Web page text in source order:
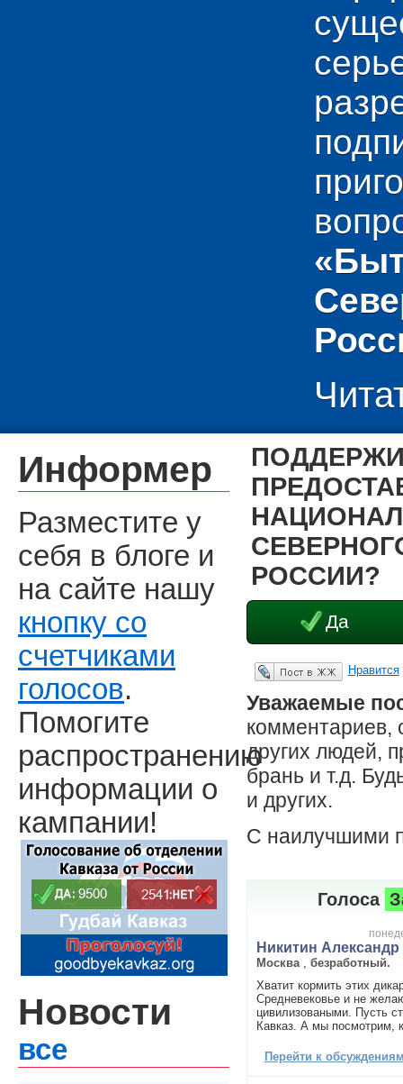
РОССИИ?
Да
Опубликовать в ЖЖ Нравится
Уважаемые
комментариев,
других людей,
брань и т.д.
и других.
С наилучшими
Голоса
Никитин Александр
Москва
безработный.
Хватит кормить этих
Средневековье и не
цивилизоваными. Пусть
Кавказ. А мы посмотрим,
Перейти к
Информер
Разместите у
себя в блоге и
на сайте нашу
кнопку со
счетчиками
голосов.
Помогите
распространению
информации о
кампании!
Новости
все